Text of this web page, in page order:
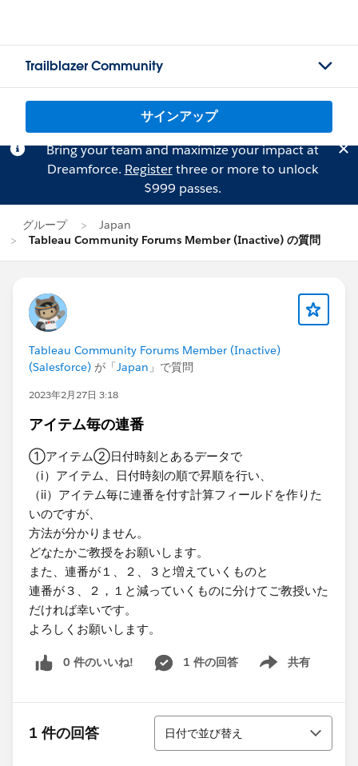
Trailblazer Community
サインアップ
Bring your team and maximize your impact at
Dreamforce. Registerthree or more to unlock
$999 passes.
グループ
Japan
Tableau Community Forums Member (Inactive) の質問
Tableau Community Forums Member (Inactive)
(Salesforce) が「Japan 」で質問
2023年2月27日 3:18
アイテム毎の連番
①アイテム②日付時刻とあるデータで
（ⅰ）アイテム、日付時刻の順で昇順を行い、
（ⅱ）アイテム毎に連番を付す計算フィールドを作りた
いのですが、
方法が分かりません。
どなたかご教授をお願いします。
また、連番が１、２、３と増えていくものと
連番が３、２，１と減っていくものに分けてご教授いた
だければ幸いです。
よろしくお願いします。​
0 件のいいね! 1 件の回答 共有
Show menu
1 件の回答
並び替え
日付で並び替え